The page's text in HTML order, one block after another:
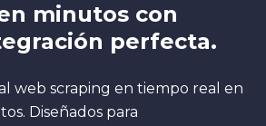
minutos con
perfecta.
web scraping en tiempo real en
Diseñados para